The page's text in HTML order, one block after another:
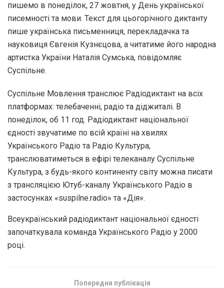
пишемо в понеділок, 27 жовтня, у День української
писемності та мови. Текст для цьогорічного диктанту
пише українська письменниця, перекладачка та
науковиця Євгенія Кузнєцова, а читатиме його народна
артистка України Наталія Сумська, повідомляє
Суспільне.
Суспільне Мовлення транслює Радіодиктант на всіх
платформах: телебаченні, радіо та діджиталі. В
понеділок, об 11 год. Радіодиктант національної
єдності звучатиме по всій країні на хвилях
Українського Радіо та Радіо Культура,
транслюватиметься в ефірі телеканалу Суспільне
Культура, з будь-якого континенту світу можна писати
з трансляцією Ютуб-каналу Українського Радіо в
застосунках «suspilne.radio» та «Дія».
Всеукраїнський радіодиктант національної єдності
започаткувала команда Українського Радіо у 2000
році.
Попередня публікація